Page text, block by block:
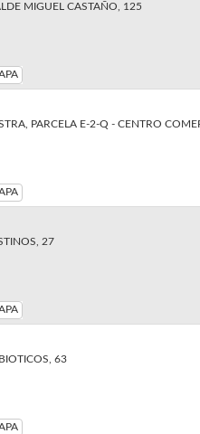
MIGUEL CASTAÑO, 125
PARCELA E-2-Q - CENTRO
27
63